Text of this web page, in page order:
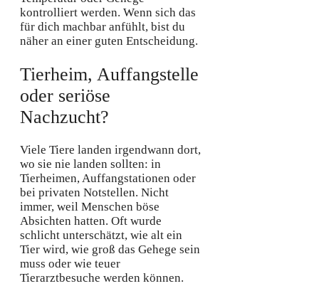
kontrolliert werden. Wenn sich das
für dich machbar anfühlt, bist du
näher an einer guten Entscheidung.
Tierheim, Auffangstelle
oder seriöse
Nachzucht?
Viele Tiere landen irgendwann dort,
wo sie nie landen sollten: in
Tierheimen, Auffangstationen oder
bei privaten Notstellen. Nicht
immer, weil Menschen böse
Absichten hatten. Oft wurde
schlicht unterschätzt, wie alt ein
Tier wird, wie groß das Gehege sein
muss oder wie teuer
Tierarztbesuche werden können.